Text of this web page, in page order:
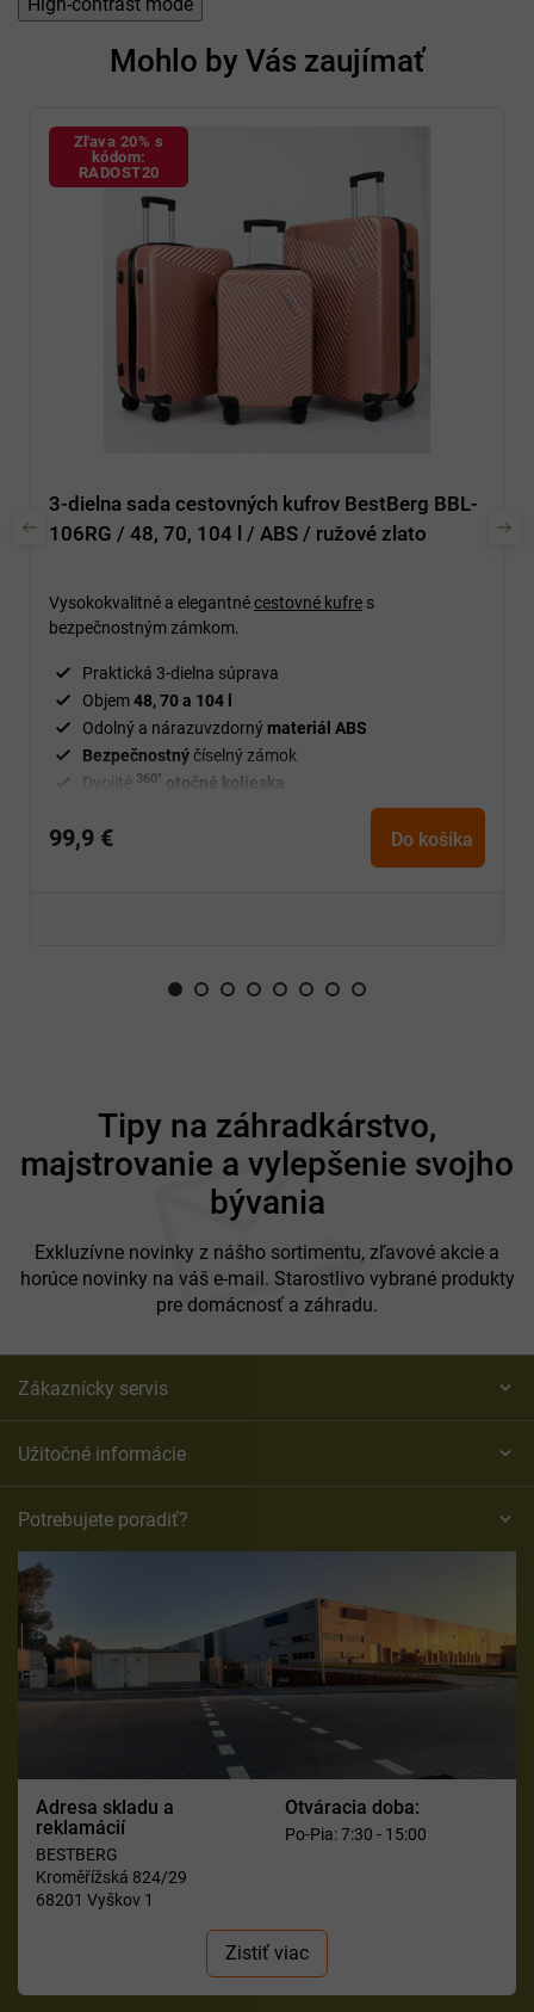
Mohlo by Vás zaujímať
Zľava 20% s
kódom:
RADOST20
3-dielna sada cestovných kufrov BestBerg BBL-
106RG / 48, 70, 104 l / ABS / ružové zlato
Vysokokvalitné a elegantnécestovné kufre s
bezpečnostným zámkom.
Praktická 3-dielna súprava
Objem48, 70 a 104 l
Odolný a nárazuvzdorný materiál ABS
Bezpečnostnýčíselný zámok
Dvojité 360° otočné kolieska
Jednoduchá manipulácia s
99,9 € Do košíka
Tipy na záhradkárstvo,
majstrovanie a vylepšenie svojho
bývania
Exkluzívne novinky z nášho sortimentu, zľavové akcie a
horúce novinky na váš e-mail. Starostlivo vybrané produkty
pre domácnosť a záhradu.
Zákaznícky servis
Užitočné informácie
Potrebujete poradiť?
Adresa skladu a
reklamácií
BESTBERG
Kroměřížská 824/29
68201 Vyškov 1
Otváracia doba:
Po-Pia: 7:30 - 15:00
Zistiť viac